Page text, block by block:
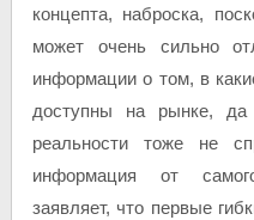
концепта, наброска,
может очень сильно
информации о том, в
доступны на рынке,
реальности тоже не
информация от
заявляет, что первые